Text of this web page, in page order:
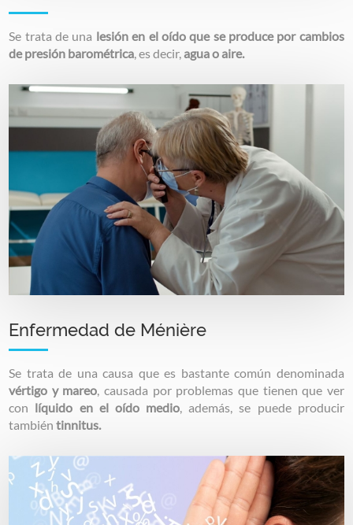
Se trata de una lesión en el oído que se produce por cambios
de presión barométrica , es decir,agua o aire.
Image
Enfermedad de Ménière
Se trata de una causa que es bastante común denominada
vértigo y mareo, causada por problemas que tienen que ver
con líquido en el oído medio, además, se puede producir
tambiéntinnitus.
Image